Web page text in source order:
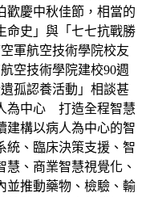
歡慶中秋佳節，相當的
命史」與「七七抗戰勝
軍航空技術學院校友
空技術學院建校90週
孤認養活動」相談甚
為中心 打造全程智慧
建構以病人為中心的智
統、臨床決策支援、智
、商業智慧視覺化、
並推動藥物、檢驗、輸